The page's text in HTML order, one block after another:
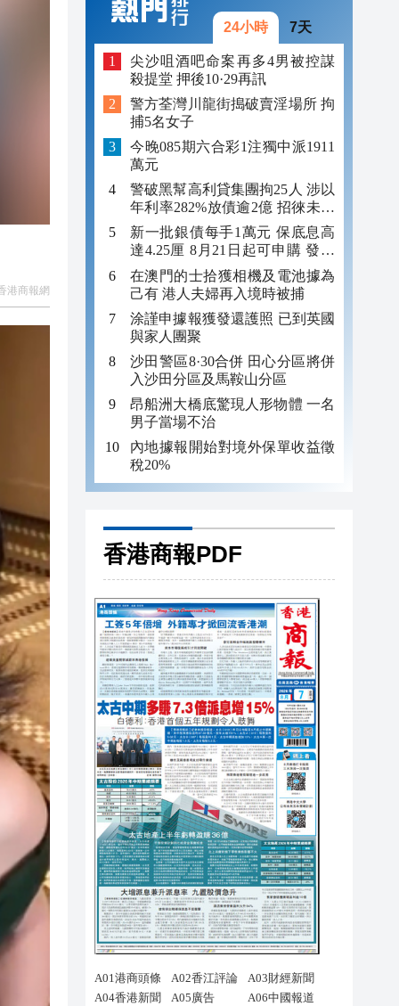
港商報網
24小時 7天
尖沙咀酒吧命案再多4男被控謀
殺提堂 押後10·29再訊
警方荃灣川龍街搗破賣淫場所 拘
捕5名女子
今晚085期六合彩1注獨中派1911
萬元
警破黑幫高利貸集團拘25人 涉以
年利率282%放債逾2億 招徠未成
年追數
新一批銀債每手1萬元 保底息高
達4.25厘 8月21日起可申購 發行
金額最多550億
在澳門的士拾獲相機及電池據為
己有 港人夫婦再入境時被捕
涂謹申據報獲發還護照 已到英國
與家人團聚
沙田警區8·30合併 田心分區將併
入沙田分區及馬鞍山分區
昂船洲大橋底驚現人形物體 一名
男子當場不治
內地據報開始對境外保單收益徵
稅20%
香港商報PDF